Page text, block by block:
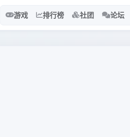
游戏 排行榜 社团 论坛